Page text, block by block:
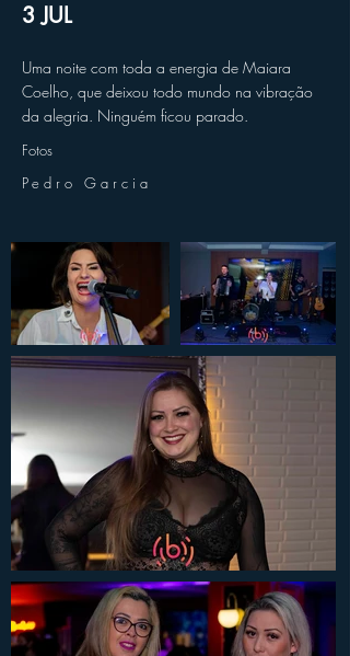
3 JUL
Uma noite com toda a energia de Maiara
Coelho, que deixou todo mundo na vibração
da alegria. Ninguém ficou parado.
Fotos
Pedro Garcia